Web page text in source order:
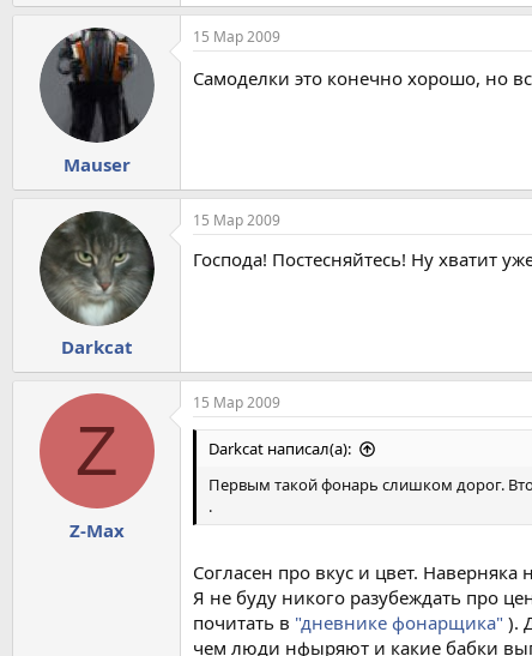
Mauser
15 Мар 2009
Самоделки это конечно хорошо, но
Darkcat
15 Мар 2009
Господа! Постесняйтесь! Ну хватит
Z
Z-Max
15 Мар 2009
Darkcat написал(а):
Первым такой фонарь слишком дорог.
.
Согласен про вкус и цвет. Наверняка
Я не буду никого разубеждать про
почитать в "дневнике фонарщика" ).
чем люди нфыряют и какие бабки